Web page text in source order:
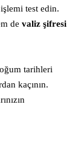
test edin.
de valiz şifresi
tarihleri
kaçının.